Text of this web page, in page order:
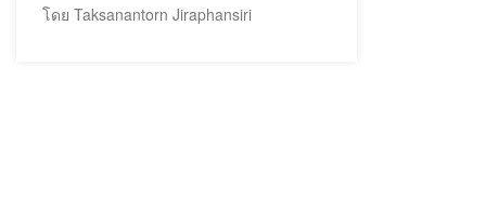
โดย Taksanantorn Jiraphansiri